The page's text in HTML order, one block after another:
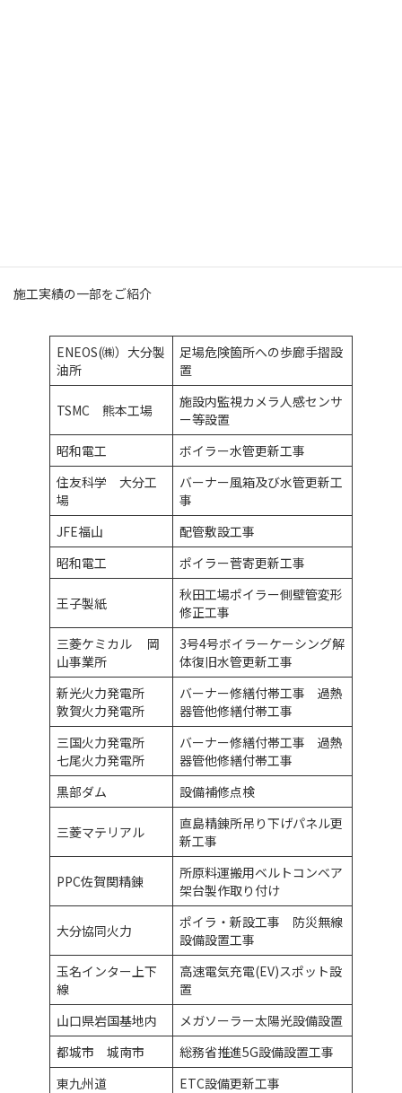
施工実績の一部をご紹介
ENEOS(㈱）大分製
油所
足場危険箇所への歩廊手摺設
置
TSMC 熊本工場
施設内監視カメラ人感センサ
ー等設置
昭和電工
ボイラー水管更新工事
住友科学 大分工
場
バーナー風箱及び水管更新工
事
JFE福山
配管敷設工事
昭和電工
ポイラー菅寄更新工事
王子製紙
秋田工場ポイラー側壁管変形
修正工事
三菱ケミカル 岡
山事業所
3号4号ボイラーケーシング解
体復旧水管更新工事
新光火力発電所
敦賀火力発電所
バーナー修繕付帯工事 過熱
器管他修繕付帯工事
三国火力発電所
七尾火力発電所
バーナー修繕付帯工事 過熱
器管他修繕付帯工事
黒部ダム
設備補修点検
三菱マテリアル
直島精錬所吊り下げパネル更
新工事
PPC佐賀関精錬
所原料運搬用ベルトコンベア
架台製作取り付け
大分協同火力
ポイラ・新設工事 防災無線
設備設置工事
玉名インター上下
線
高速電気充電(EV)スポット設
置
山口県岩国基地内
メガソーラー太陽光設備設置
都城市 城南市
総務省推進5G設備設置工事
東九州道
ETC設備更新工事